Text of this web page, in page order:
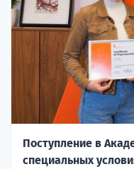
Поступление в
специальных